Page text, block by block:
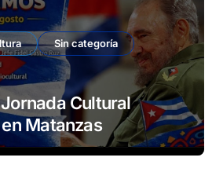
Sin categoría
Cultural
Fidelísimos en Matanzas